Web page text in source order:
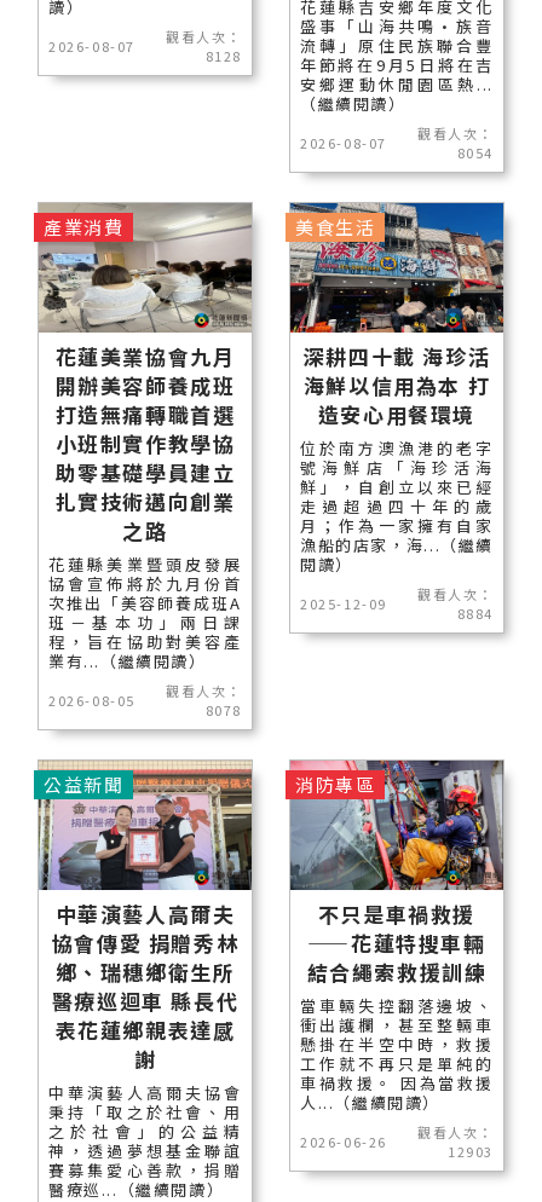
讀）
2026-08-07
觀看人次：
8128
花蓮縣吉安鄉年度文化
盛事「山海共鳴•族音
流轉」原住民族聯合豐
年節將在9月5日將在吉
安鄉運動休閒園區熱...
（繼續閱讀）
2026-08-07
觀看人次：
8054
花蓮美業協會九月
開辦美容師養成班
打造無痛轉職首選
小班制實作教學協
助零基礎學員建立
扎實技術邁向創業
之路
花蓮縣美業暨頭皮發展
協會宣佈將於九月份首
次推出「美容師養成班A
班－基本功」兩日課
程，旨在協助對美容產
業有...（繼續閱讀）
2026-08-05
觀看人次：
8078
產業消費
深耕四十載 海珍活
海鮮以信用為本 打
造安心用餐環境
位於南方澳漁港的老字
號海鮮店「海珍活海
鮮」，自創立以來已經
走過超過四十年的歲
月；作為一家擁有自家
漁船的店家，海...（繼續
閱讀）
2025-12-09
觀看人次：
8884
美食生活
中華演藝人高爾夫
協會傳愛 捐贈秀林
鄉、瑞穗鄉衛生所
醫療巡迴車 縣長代
表花蓮鄉親表達感
謝
中華演藝人高爾夫協會
秉持「取之於社會、用
之於社會」的公益精
神，透過夢想基金聯誼
賽募集愛心善款，捐贈
醫療巡...（繼續閱讀）
公益新聞
不只是車禍救援
——花蓮特搜車輛
結合繩索救援訓練
當車輛失控翻落邊坡、
衝出護欄，甚至整輛車
懸掛在半空中時，救援
工作就不再只是單純的
車禍救援。 因為當救援
人...（繼續閱讀）
2026-06-26
觀看人次：
12903
消防專區